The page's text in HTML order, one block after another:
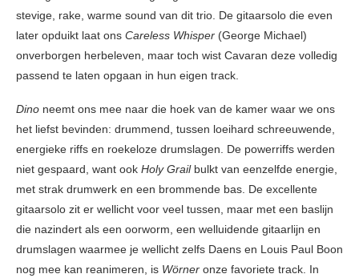
stevige, rake, warme sound van dit trio. De gitaarsolo die even
later opduikt laat ons Careless Whisper (George Michael)
onverborgen herbeleven, maar toch wist Cavaran deze volledig
passend te laten opgaan in hun eigen track.
Dino neemt ons mee naar die hoek van de kamer waar we ons
het liefst bevinden: drummend, tussen loeihard schreeuwende,
energieke riffs en roekeloze drumslagen. De powerriffs werden
niet gespaard, want ook Holy Grail bulkt van eenzelfde energie,
met strak drumwerk en een brommende bas. De excellente
gitaarsolo zit er wellicht voor veel tussen, maar met een baslijn
die nazindert als een oorworm, een welluidende gitaarlijn en
drumslagen waarmee je wellicht zelfs Daens en Louis Paul Boon
nog mee kan reanimeren, is Wörner onze favoriete track. In